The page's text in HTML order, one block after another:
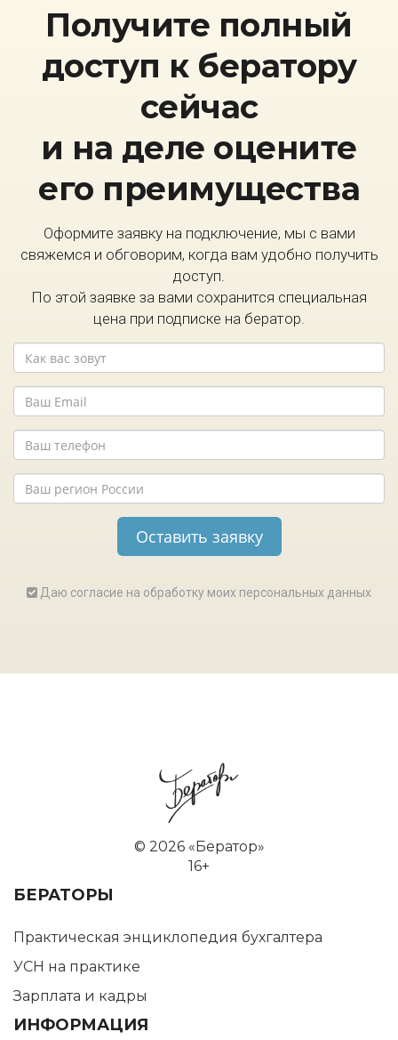
Получите полный
доступ к бератору
сейчас
и на деле оцените
его преимущества
Оформите заявку на подключение, мы с вами
свяжемся и обговорим, когда вам удобно получить
доступ.
По этой заявке за вами сохранится специальная
цена при подписке на бератор.
Даю согласие на обработку моих персональных данных
© 2026 «Бератор»
16+
БЕРАТОРЫ
Практическая энциклопедия бухгалтера
УСН на практике
Зарплата и кадры
ИНФОРМАЦИЯ